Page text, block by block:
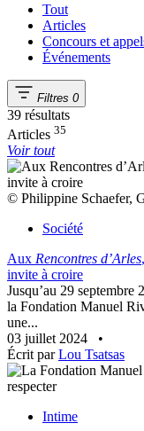
Tout
Articles
Concours et
Événements
Filtres 0
39 résultats
Articles 35
Voir tout
© Philippine Schaefer,
Société
Aux Rencontres d’Arles
invite à croire
Jusqu’au 29 septembre
la Fondation Manuel
une...
03 juillet 2024
•
Écrit parLou Tsatsas
Intime